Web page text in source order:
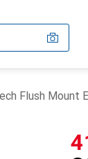
Flush Mount